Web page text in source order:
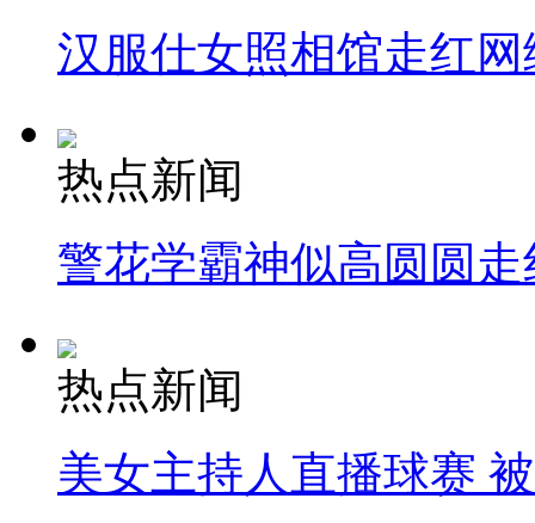
汉服仕女照相馆走红网
热点新闻
警花学霸神似高圆圆走
热点新闻
美女主持人直播球赛